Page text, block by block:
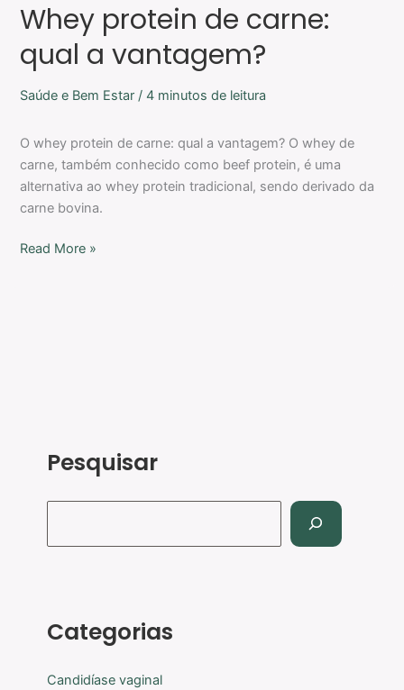
Whey protein de carne:
qual a vantagem?
Saúde e Bem Estar /4 minutos de leitura
O whey protein de carne: qual a vantagem? O whey de
carne, também conhecido como beef protein, é uma
alternativa ao whey protein tradicional, sendo derivado da
carne bovina.
Read More »
Pesquisar
Categorias
Candidíase vaginal